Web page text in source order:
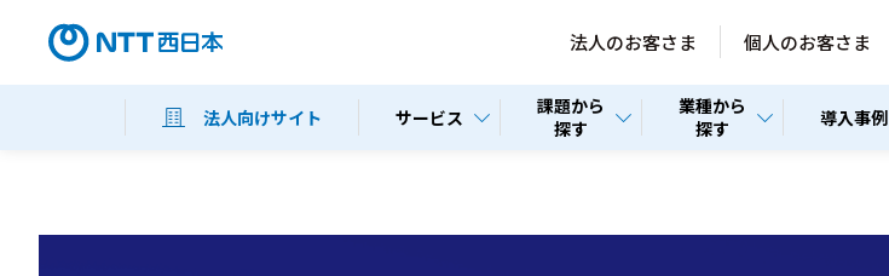
法人のお客さま 個人のお客さま
法人向けサイト サービス
課題から
探す
業種から
探す
導入事例